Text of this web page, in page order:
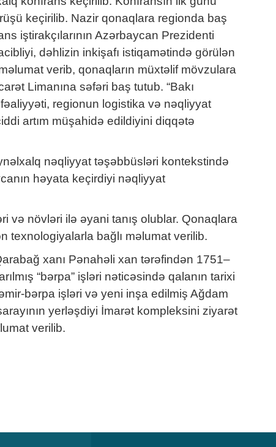
keçirilib. Nazir qonaqlara regionda baş
iştirakçılarının Azərbaycan Prezidenti
dəhlizin inkişafı istiqamətində görülən
verib, qonaqların müxtəlif mövzulara
Limanına səfəri baş tutub. “Bakı
regionun logistika və nəqliyyat
artım müşahidə edildiyini diqqətə
nəqliyyat təşəbbüsləri kontekstində
həyata keçirdiyi nəqliyyat
və növləri ilə əyani tanış olublar. Qonaqlara
texnologiyalarla bağlı məlumat verilib.
xanı Pənahəli xan tərəfindən 1751–
“bərpa” işləri nəticəsində qalanın tarixi
bərpa işləri və yeni inşa edilmiş Ağdam
yerləşdiyi İmarət kompleksini ziyarət
verilib.